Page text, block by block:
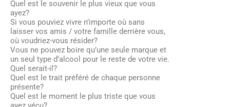
Quel est le souvenir le plus vieux que vous
ayez?
Si vous pouviez vivre n’importe où sans
laisser vos amis / votre famille derrière vous,
où voudriez-vous résider?
Vous ne pouvez boire qu’une seule marque et
un seul type d’alcool pour le reste de votre vie.
Quel serait-il?
Quel est le trait préféré de chaque personne
présente?
Quel est le moment le plus triste que vous